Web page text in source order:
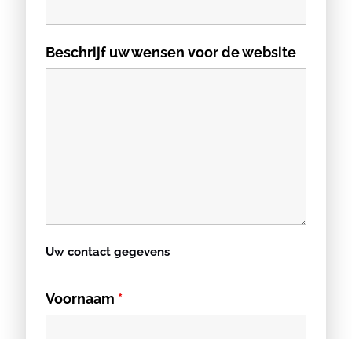
Beschrijf uw wensen voor de website
Uw contact gegevens
Voornaam *